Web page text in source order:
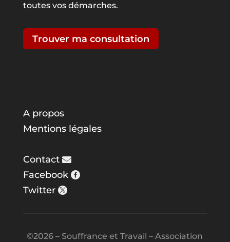
toutes vos démarches.
Trouver ma consultation
A propos
Mentions légales
Contact
Facebook
Twitter
©2026 – Souffrance et Travail – Association